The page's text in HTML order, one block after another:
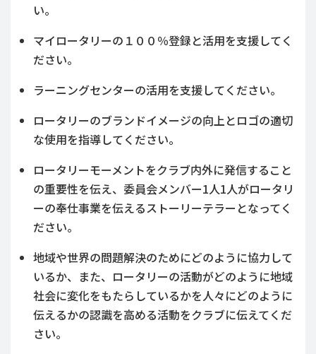
い。
マイロータリーの１００％登録と活用を支援してく
ださい。
ラーニングセンターの活用を支援してください。
ロータリーのブランドイメージの向上とロゴの適切
な使用を指導してください。
ロータリーモーメントをクラブ内外に発信すること
の重要性を伝え、委員会メンバー1人1人がロータリ
ーの奉仕事業を伝えるストーリーテラーとなってく
ださい。
地域や世界の問題解決のためにどのように協力して
いるか、また、ロータリーの活動がどのように地域
社会に変化をもたらしているかを人々にどのように
伝えるかの認識を高める活動をクラブに伝えてくだ
さい。